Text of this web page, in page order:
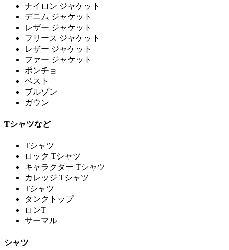
ナイロン ジャケット
デニム ジャケット
レザー ジャケット
フリース ジャケット
レザー ジャケット
ファー ジャケット
ポンチョ
ベスト
ブルゾン
ガウン
Tシャツなど
Tシャツ
ロック Tシャツ
キャラクター Tシャツ
カレッジ Tシャツ
Tシャツ
タンクトップ
ロンT
サーマル
シャツ